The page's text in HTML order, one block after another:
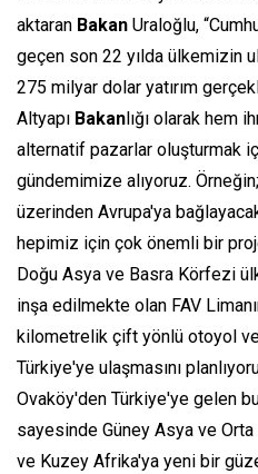
aktaran Bakan Uraloğlu,
geçen son 22 yılda ülkemizin
275 milyar dolar yatırım
Altyapı Bakan lığı olarak hem
alternatif pazarlar oluşturmak
gündemimize alıyoruz.
üzerinden Avrupa'ya
hepimiz için çok önemli bir
Doğu Asya ve Basra Körfezi
inşa edilmekte olan FAV
kilometrelik çift yönlü otoyol
Türkiye'ye ulaşmasını
Ovaköy'den Türkiye'ye gelen
sayesinde Güney Asya ve
ve Kuzey Afrika'ya yeni bir